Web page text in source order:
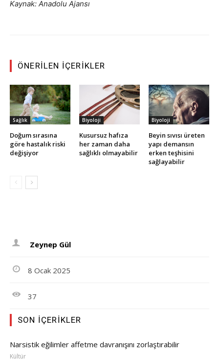
Kaynak: Anadolu Ajansı
ÖNERILEN İÇERIKLER
Sağlık
Doğum sırasına
göre hastalık riski
değişiyor
Biyoloji
Kusursuz hafıza
her zaman daha
sağlıklı olmayabilir
Biyoloji
Beyin sıvısı üreten
yapı demansın
erken teşhisini
sağlayabilir
Zeynep Gül
8 Ocak 2025
37
SON İÇERIKLER
Narsistik eğilimler affetme davranışını zorlaştırabilir
Kültür